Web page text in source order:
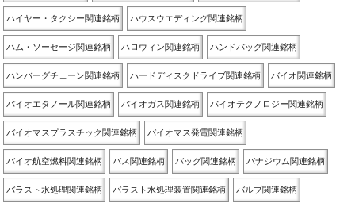
ハイヤー・タクシー関連銘柄 ハウスウエディング関連銘柄
ハム・ソーセージ関連銘柄 ハロウィン関連銘柄 ハンドバッグ関連銘柄
ハンバーグチェーン関連銘柄 ハードディスクドライブ関連銘柄 バイオ関連銘柄
バイオエタノール関連銘柄 バイオガス関連銘柄 バイオテクノロジー関連銘柄
バイオマスプラスチック関連銘柄 バイオマス発電関連銘柄
バイオ航空燃料関連銘柄 バス関連銘柄 バッグ関連銘柄 バナジウム関連銘柄
バラスト水処理関連銘柄 バラスト水処理装置関連銘柄 バルブ関連銘柄